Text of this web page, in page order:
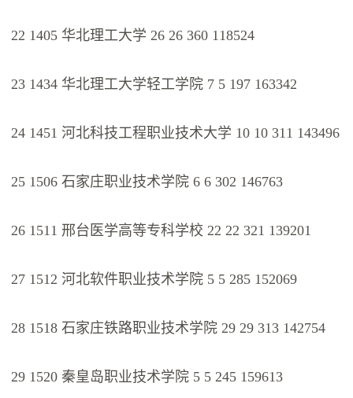
22 1405 华北理工大学 26 26 360 118524
23 1434 华北理工大学轻工学院 7 5 197 163342
24 1451 河北科技工程职业技术大学 10 10 311 143496
25 1506 石家庄职业技术学院 6 6 302 146763
26 1511 邢台医学高等专科学校 22 22 321 139201
27 1512 河北软件职业技术学院 5 5 285 152069
28 1518 石家庄铁路职业技术学院 29 29 313 142754
29 1520 秦皇岛职业技术学院 5 5 245 159613